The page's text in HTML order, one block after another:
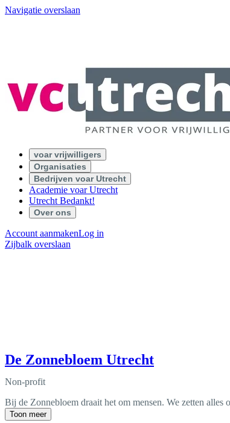
Navigatie overslaan
voar vrijwilligers
Organisaties
Bedrijven voar Utrecht
Academie voar Utrecht
Utrecht Bedankt!
Over ons
Account aanmakenLog in
Zijbalk overslaan
De Zonnebloem Utrecht
Non-profit
Bij de Zonnebloem draait het om mensen. We zetten
Toon meer